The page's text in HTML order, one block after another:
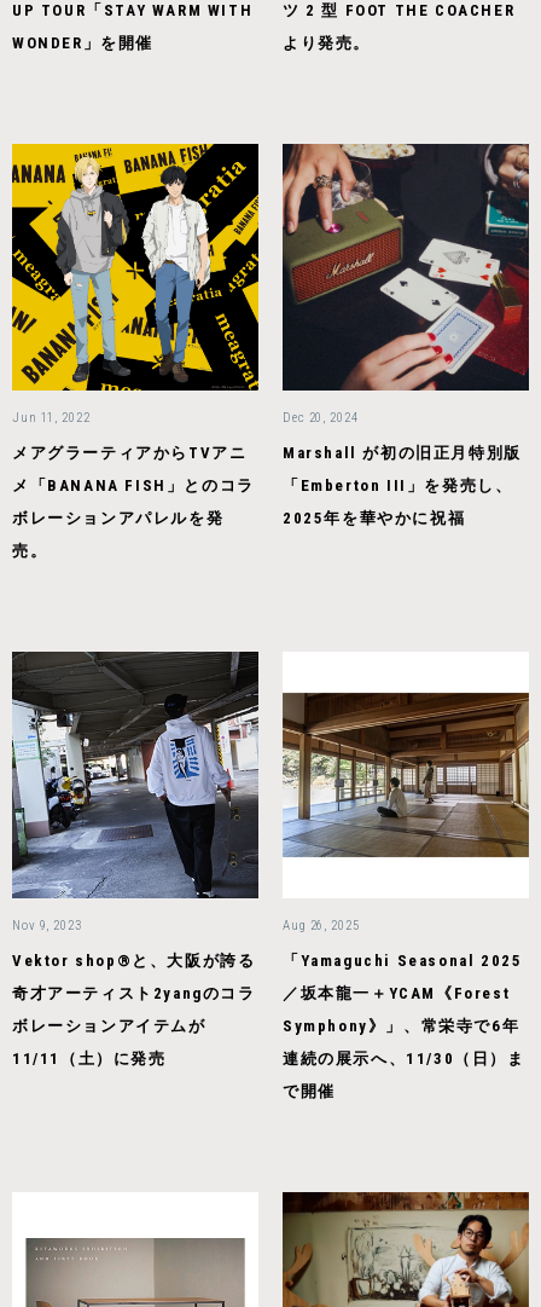
UP TOUR「STAY WARM WITH
WONDER」を開催
ツ 2 型 FOOT THE COACHER
より発売。
Jun 11, 2022
メアグラーティアからTVアニ
メ「BANANA FISH」とのコラ
ボレーションアパレルを発
売。
Dec 20, 2024
Marshall が初の旧正月特別版
「Emberton III」を発売し、
2025年を華やかに祝福
Nov 9, 2023
Vektor shop®と、大阪が誇る
奇才アーティスト2yangのコラ
ボレーションアイテムが
11/11（土）に発売
Aug 26, 2025
「Yamaguchi Seasonal 2025
／坂本龍一＋YCAM《Forest
Symphony》」、常栄寺で6年
連続の展示へ、11/30（日）ま
で開催